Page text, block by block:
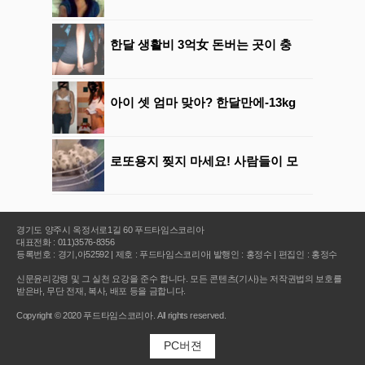
경기도 양주시 옥정서로1길 60 푸드타임스코리아
대표전화 : 011)3576-8356
등록번호 : 경기,아52592 | 제호 : 푸드타임스코리아| 발행인 : 홍정수 | 편집인 : 홍정수
신문윤리강령 및 그 실천 요강을 준수 합니다. 모든 콘텐츠(기사)는 저작권법의 보호를
받은바, 무단 전재, 복사, 배포 등을 금합니다.
Copyright © 2020 푸드타임스코리아. All rights reserved.
PC버젼